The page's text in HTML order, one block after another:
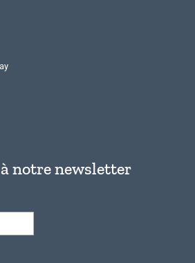
notre newsletter